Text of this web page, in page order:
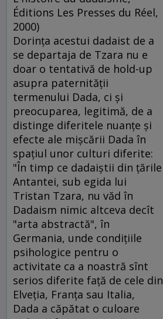
Éditions Les Presses du Réel,
2000)
Dorinţa acestui dadaist de a
se departaja de Tzara nu e
doar o tentativă de hold-up
asupra paternităţii
termenului Dada, ci şi
preocuparea, legitimă, de a
distinge diferitele nuanţe şi
efecte ale mişcării Dada în
spaţiul unor culturi diferite:
"În timp ce dadaiştii din ţările
Antantei, sub egida lui
Tristan Tzara, nu văd în
Dadaism nimic altceva decît
"arta abstractă", în
Germania, unde condiţiile
psihologice pentru o
activitate ca a noastră sînt
serios diferite faţă de cele din
Elveţia, Franţa sau Italia,
Dada a căpătat o culoare